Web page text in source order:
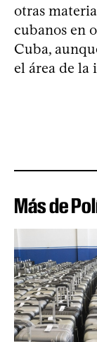
otras
cubanos en
Cuba,
el área de la
Más de